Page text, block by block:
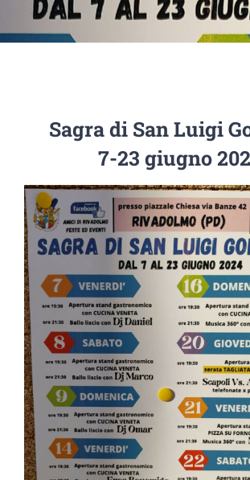
Sagra di San Luigi
7-23 giugno